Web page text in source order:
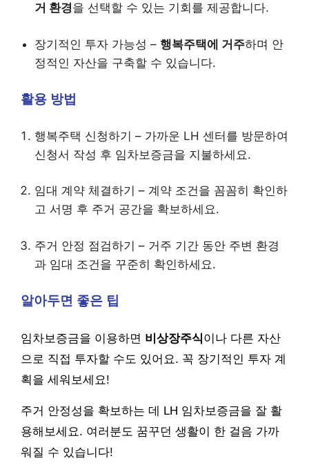
거 환경을 선택할 수 있는 기회를 제공합니다.
장기적인 투자 가능성 – 행복주택에 거주하며 안
정적인 자산을 구축할 수 있습니다.
활용 방법
행복주택 신청하기 – 가까운 LH 센터를 방문하여
신청서 작성 후 임차보증금을 지불하세요.
임대 계약 체결하기 – 계약 조건을 꼼꼼히 확인하
고 서명 후 주거 공간을 확보하세요.
주거 안정 점검하기 – 거주 기간 동안 주변 환경
과 임대 조건을 꾸준히 확인하세요.
알아두면 좋은 팁
임차보증금을 이용하면 비상장주식이나 다른 자산
으로 직접 투자할 수도 있어요. 꼭 장기적인 투자 계
획을 세워보세요!
주거 안정성을 확보하는 데 LH 임차보증금을 잘 활
용해보세요. 여러분도 꿈꾸던 생활이 한 걸음 가까
워질 수 있습니다!